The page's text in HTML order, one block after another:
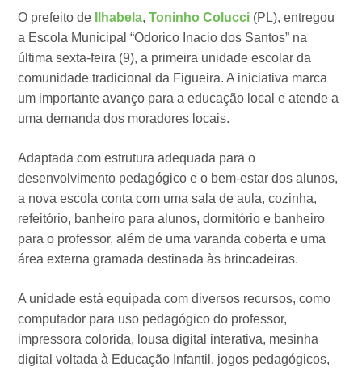
O prefeito de Ilhabela,Toninho Colucci (PL), entregou
a Escola Municipal “Odorico Inacio dos Santos” na
última sexta-feira (9), a primeira unidade escolar da
comunidade tradicional da Figueira. A iniciativa marca
um importante avanço para a educação local e atende a
uma demanda dos moradores locais.
Adaptada com estrutura adequada para o
desenvolvimento pedagógico e o bem-estar dos alunos,
a nova escola conta com uma sala de aula, cozinha,
refeitório, banheiro para alunos, dormitório e banheiro
para o professor, além de uma varanda coberta e uma
área externa gramada destinada às brincadeiras.
A unidade está equipada com diversos recursos, como
computador para uso pedagógico do professor,
impressora colorida, lousa digital interativa, mesinha
digital voltada à Educação Infantil, jogos pedagógicos,